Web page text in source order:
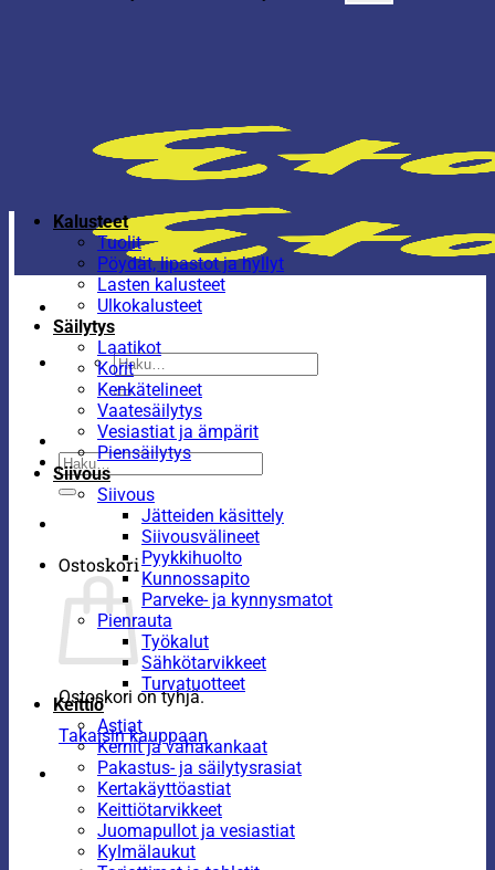
Etsi:
Etsi:
Ostoskori
Ostoskori on tyhjä.
Takaisin kauppaan
Kalusteet
Tuolit
Pöydät, lipastot ja hyllyt
Lasten kalusteet
Ulkokalusteet
Säilytys
Laatikot
Korit
Kenkätelineet
Vaatesäilytys
Vesiastiat ja ämpärit
Piensäilytys
Siivous
Siivous
Jätteiden käsittely
Siivousvälineet
Pyykkihuolto
Kunnossapito
Parveke- ja kynnysmatot
Pienrauta
Työkalut
Sähkötarvikkeet
Turvatuotteet
Keittiö
Astiat
Kernit ja vahakankaat
Pakastus- ja säilytysrasiat
Kertakäyttöastiat
Keittiötarvikkeet
Juomapullot ja vesiastiat
Kylmälaukut